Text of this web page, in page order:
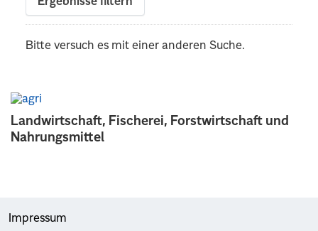
Landwirtschaft, Fischerei, Forstwirtschaft und
Nahrungsmittel
Bitte versuch es mit einer anderen Suche.
Impressum